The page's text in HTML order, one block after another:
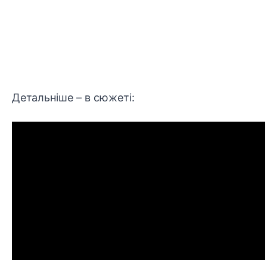
Детальніше – в сюжеті: